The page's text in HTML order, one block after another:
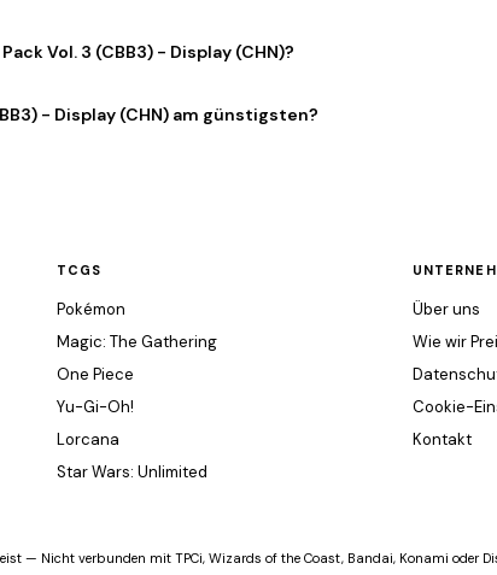
Vol. 3 (CBB3) - Display (CHN)?
- Display (CHN) am günstigsten?
TCGS
Pokémon
Magic: The Gathering
One Piece
Yu-Gi-Oh!
Lorcana
Star Wars: Unlimited
Über uns
Wie wir
Cookie-
Kontakt
— Nicht verbunden mit TPCi, Wizards of the Coast, Bandai, Konami oder